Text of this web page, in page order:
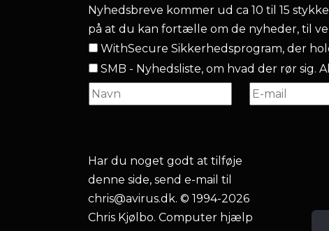
Nyhedsbreve kommer ud ca 10 til 15
på at du kan fortælle om de nyheder, til
WithSecure Sikkerhedsprogram, der
SMB - Nyhedsliste, om hvad der rør sig.
Har du noget godt at tilføje
denne side, send e-mail til
chris@avirus.dk. © 1994-2026
Chris Kjølbo. Computer hjælp